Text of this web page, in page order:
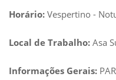
Horário: Vespertino -
Local de Trabalho: Asa
Informações Gerais: